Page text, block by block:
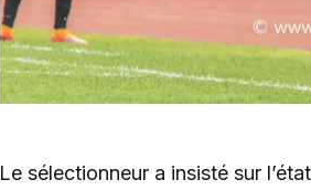
Le sélectionneur a insisté sur